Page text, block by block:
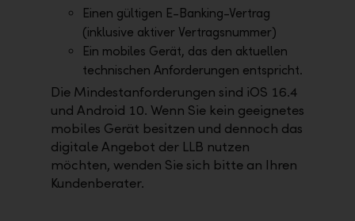
Einen gültigen E-Banking-Vertrag
(inklusive aktiver Vertragsnummer)
Ein mobiles Gerät, das den aktuellen
technischen Anforderungen entspricht.
Die Mindestanforderungen sind iOS 16.4
und Android 10. Wenn Sie kein geeignetes
mobiles Gerät besitzen und dennoch das
digitale Angebot der LLB nutzen
möchten, wenden Sie sich bitte an Ihren
Kundenberater.